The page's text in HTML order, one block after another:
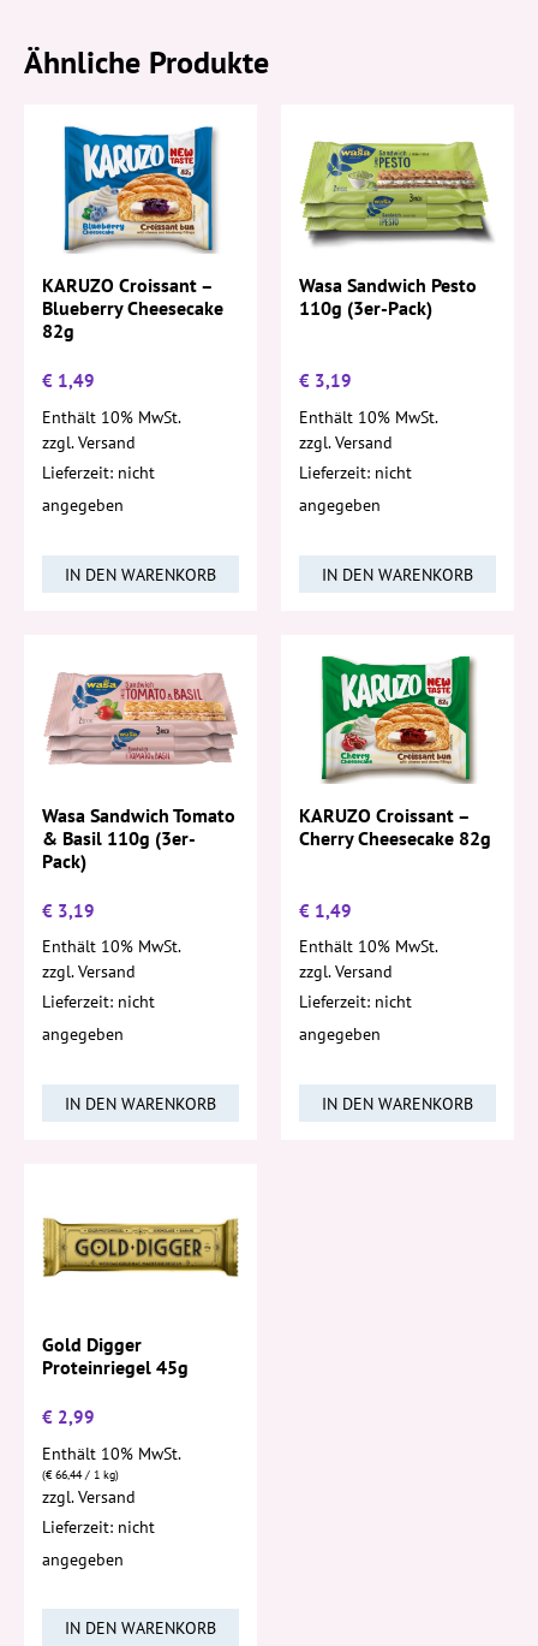
Ähnliche Produkte
KARUZO Croissant –
Blueberry Cheesecake
82g
€ 1,49
Enthält 10% MwSt.
zzgl.Versand
Lieferzeit: nicht
angegeben
IN DEN WARENKORB
Wasa Sandwich Pesto
110g (3er-Pack)
€ 3,19
Enthält 10% MwSt.
zzgl.Versand
Lieferzeit: nicht
angegeben
IN DEN WARENKORB
Wasa Sandwich Tomato
& Basil 110g (3er-
Pack)
€ 3,19
Enthält 10% MwSt.
zzgl.Versand
Lieferzeit: nicht
angegeben
IN DEN WARENKORB
KARUZO Croissant –
Cherry Cheesecake 82g
€ 1,49
Enthält 10% MwSt.
zzgl.Versand
Lieferzeit: nicht
angegeben
IN DEN WARENKORB
Gold Digger
Proteinriegel 45g
€ 2,99
Enthält 10% MwSt.
(€66,44/ 1 kg)
zzgl.Versand
Lieferzeit: nicht
angegeben
IN DEN WARENKORB